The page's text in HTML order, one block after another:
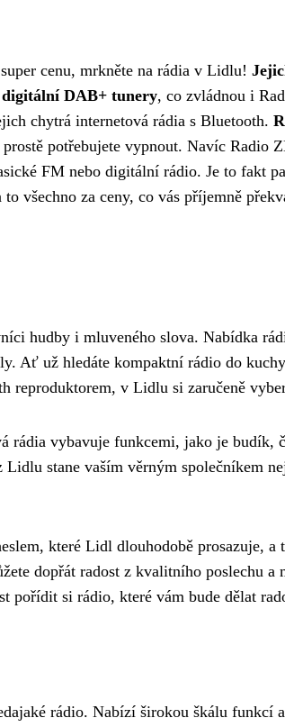
cenu, mrkněte na rádia v Lidlu!
DAB+ tunery, co zvládnou i
chytrá internetová rádia s Bluetooth.
potřebujete vypnout. Navíc Radio
FM nebo digitální rádio. Je to fakt
všechno za ceny, co vás příjemně
hudby i mluveného slova. Nabídka
Ať už hledáte kompaktní rádio do
reproduktorem, v Lidlu si zaručeně
rádia vybavuje funkcemi, jako je budík,
stane vaším věrným společníkem
které Lidl dlouhodobě prosazuje,
dopřát radost z kvalitního poslechu
pořídit si rádio, které vám bude dělat
rádio. Nabízí širokou škálu funkcí